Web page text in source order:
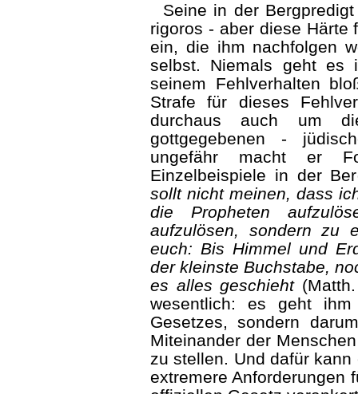
Seine in der
rigoros - aber diese Härte
ein, die ihm nachfolgen
selbst. Niemals geht es
seinem Fehlverhalten
Strafe für dieses
durchaus auch um
gottgegebenen -
ungefähr macht er
Einzelbeispiele in der
sollt nicht meinen, dass
die Propheten
aufzulösen, sondern zu
euch: Bis Himmel und
der kleinste Buchstabe,
es alles geschieht(Matth.
wesentlich: es geht
Gesetzes, sondern
Miteinander der
zu stellen. Und dafür
extremere Anforderungen